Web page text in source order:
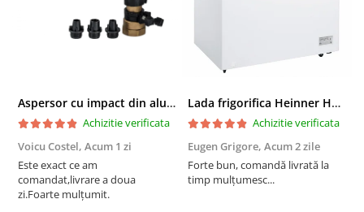
Aspersor cu impact din aluminiu cu FI, Presiune (bar)1.5-5, Diametru de aspersie (m)32-58
Achizitie verificata
Voicu Costel, Acum 1 zi
Este exact ce am
comandat,livrare a doua
zi.Foarte mulțumit.
Lada frigorifica Heinner HCF-287CNHE++, 287 l, Clasa E, Compresor inverter, Iluminare LED, Functionalitate frigider, Alb
Achizitie verificata
Eugen Grigore, Acum 2 zile
Forte bun, comandă livrată la
timp mulțumesc...